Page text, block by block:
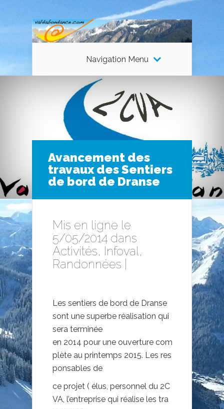
Navigation Menu
Avancement des
travaux des Sentiers
de bord de Dranse
Mis en ligne le
5/05/2014 dans
Activités, Infoval ,
Randonnées
Les sentiers de bord de Dranse
sont une superbe réalisation qui
sera terminée
en 2014 pour une ouverture com
plète au printemps 2015. Les res
ponsables de
ce projet ( élus, personnel du 2C
VA, l’entreprise qui réalise les tra